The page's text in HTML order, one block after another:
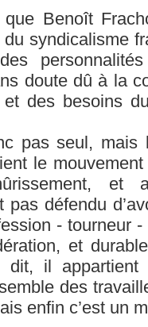
Benoît
syndicalisme
doute dû à la
et des besoins
pas seul,
le
et
pas défendu
- tourneur
et
dit, il
des
enfin c’est un